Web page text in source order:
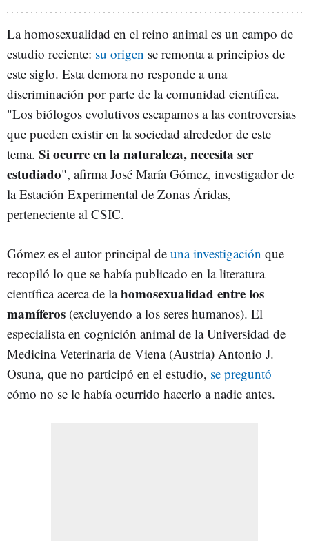
La homosexualidad en el reino animal es un campo de
estudio reciente: su origen se remonta a principios de
este siglo. Esta demora no responde a una
discriminación por parte de la comunidad científica.
"Los biólogos evolutivos escapamos a las controversias
que pueden existir en la sociedad alrededor de este
tema. Si ocurre en la naturaleza, necesita ser
estudiado", afirma José María Gómez, investigador de
la Estación Experimental de Zonas Áridas,
perteneciente al CSIC.
Gómez es el autor principal de una investigación que
recopiló lo que se había publicado en la literatura
científica acerca de lahomosexualidad entre los
mamíferos (excluyendo a los seres humanos). El
especialista en cognición animal de la Universidad de
Medicina Veterinaria de Viena (Austria) Antonio J.
Osuna, que no participó en el estudio, se preguntó
cómo no se le había ocurrido hacerlo a nadie antes.